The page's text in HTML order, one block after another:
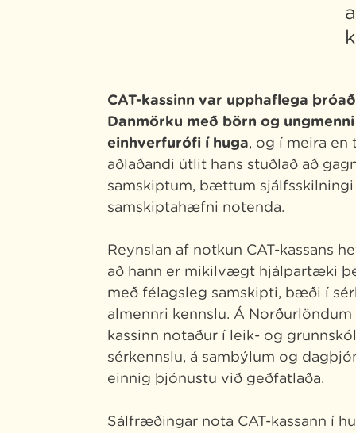
CAT-kassinn var upphaflega
Danmörku með börn og
einhverfurófi í huga, og í meira en
aðlaðandi útlit hans stuðlað að
samskiptum, bættum
samskiptahæfni notenda.
Reynslan af notkun CAT-kassans
að hann er mikilvægt hjálpartæki
með félagsleg samskipti, bæði í
almennri kennslu. Á Norðurlöndum
kassinn notaður í leik- og
sérkennslu, á sambýlum og
einnig þjónustu við geðfatlaða.
Sálfræðingar nota CAT-kassann í